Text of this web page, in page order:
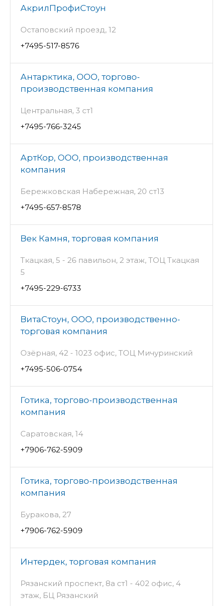
АкрилПрофиСтоун
Остаповский проезд, 12
+7495-517-8576
Антарктика, ООО, торгово-
производственная компания
Центральная, 3 ст1
+7495-766-3245
АртКор, ООО, производственная
компания
Бережковская Набережная, 20 ст13
+7495-657-8578
Век Камня, торговая компания
Ткацкая, 5 - 26 павильон, 2 этаж, ТОЦ Ткацкая
5
+7495-229-6733
ВитаСтоун, ООО, производственно-
торговая компания
Озёрная, 42 - 1023 офис, ТОЦ Мичуринский
+7495-506-0754
Готика, торгово-производственная
компания
Саратовская, 14
+7906-762-5909
Готика, торгово-производственная
компания
Буракова, 27
+7906-762-5909
Интердек, торговая компания
Рязанский проспект, 8а ст1 - 402 офис, 4
этаж, БЦ Рязанский